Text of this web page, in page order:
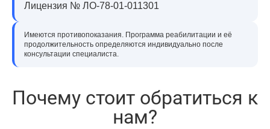
Лицензия № ЛО-78-01-011301
Имеются противопоказания. Программа реабилитации и её
продолжительность определяются индивидуально после
консультации специалиста.
Почему стоит обратиться к
нам?